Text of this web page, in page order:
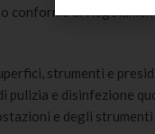
conforme al
strumenti e
pulizia e disinfezione
e degli